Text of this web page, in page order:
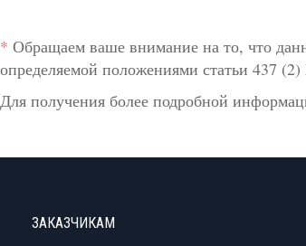
* Обращаем ваше внимание на то, что
определяемой положениями статьи 437 (2)
Для получения более подробной
ЗАКАЗЧИКАМ